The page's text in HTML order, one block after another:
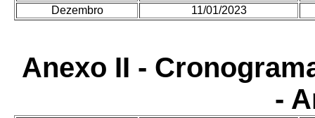
Dezembro
11/01/2023
Anexo II -
-